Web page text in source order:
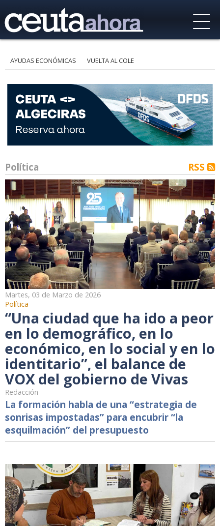
AYUDAS ECONÓMICAS VUELTA AL COLE
Política RSS
Martes, 03 de Marzo de 2026
Política
“Una ciudad que ha ido a peor
en lo demográfico, en lo
económico, en lo social y en lo
identitario”, el balance de
VOX del gobierno de Vivas
Redacción
La formación habla de una “estrategia de
sonrisas impostadas” para encubrir “la
esquilmación” del presupuesto